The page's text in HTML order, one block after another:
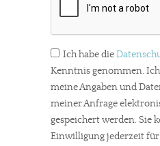
Ich habe die
Kenntnis genommen.
meine Angaben und
meiner Anfrage
gespeichert werden. Sie
Einwilligung jederzeit